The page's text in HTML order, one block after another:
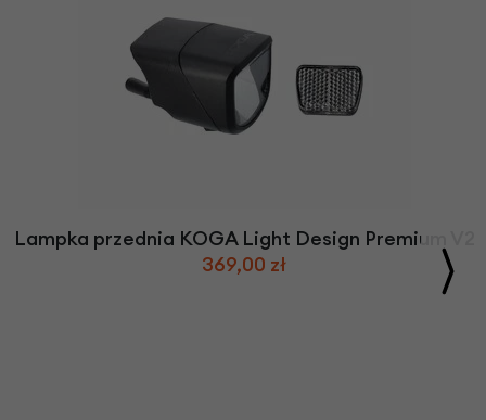
Lampka przednia KOGA Light Design Premium V2
369,00 zł